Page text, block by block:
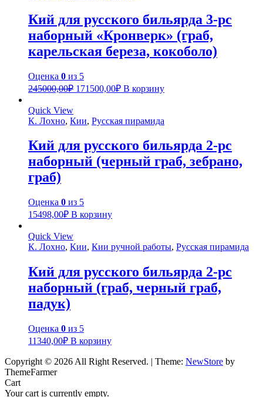
Кий для русского бильярда 3-pc
наборный «Кронверк» (граб,
карельская береза, кокоболо)
Оценка 0 из 5
245000,00₽ 171500,00₽ В корзину
Quick View
К. Лохно, Кии, Русская пирамида
Кий для русского бильярда 2-pc
наборный (черный граб, зебрано,
граб)
Оценка 0 из 5
15498,00₽ В корзину
Quick View
К. Лохно, Кии, Кии ручной работы, Русская пирамида
Кий для русского бильярда 2-pc
наборный (граб, черный граб,
падук)
Оценка 0 из 5
11340,00₽ В корзину
Copyright © 2026 All Right Reserved. | Theme: NewStore by
ThemeFarmer
Cart
Your cart is currently empty.